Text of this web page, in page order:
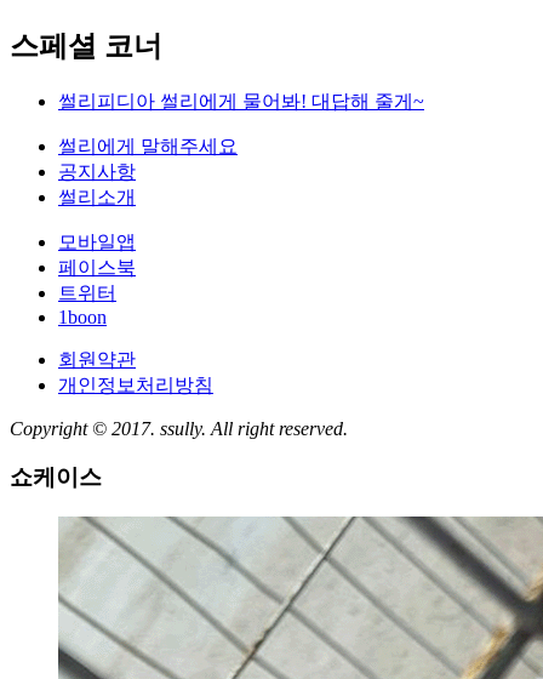
스페셜 코너
썰리피디아 썰리에게 물어봐! 대답해 줄게~
썰리에게 말해주세요
공지사항
썰리소개
모바일앱
페이스북
트위터
1boon
회원약관
개인정보처리방침
Copyright © 2017. ssully. All right reserved.
쇼케이스